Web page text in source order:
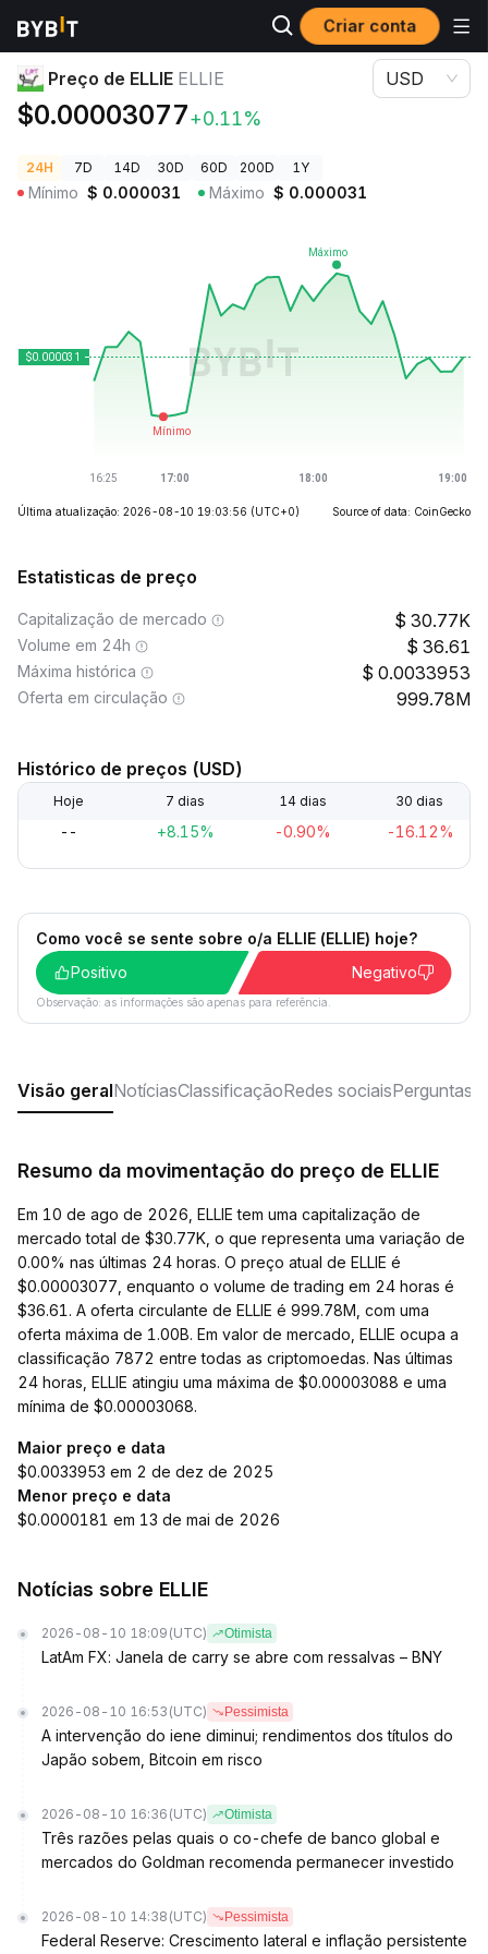
Criar conta
Preços de Criptomoedas Preço de ELLIE ELLIE
Preço de ELLIE ELLIE
$0.00003077+0.11%
USD
24H 7D 14D 30D 60D 200D 1Y
Mínimo $ 0.000031 Máximo $ 0.000031
Última atualização: 2026-08-10 19:03:56 (UTC+0) Source of data: CoinGecko
Estatisticas de preço
Capitalização de mercado 30.77K
Volume em 24h 36.61
Máxima histórica 0.0033953
Oferta em circulação 999.78M
Histórico de preços (USD)
Hoje 7 dias 14 dias 30 dias
-- +8.15% -0.90% -16.12%
Como você se sente sobre o/a ELLIE (ELLIE) hoje?
Positivo
Negativo
Observação: as informações são apenas para referência.
Visão geralNotíciasClassificaçãoRedes sociaisPerguntas
Resumo da movimentação do preço de ELLIE
Em 10 de ago de 2026, ELLIE tem uma capitalização de
mercado total de $30.77K, o que representa uma variação de
0.00% nas últimas 24 horas. O preço atual de ELLIE é
$0.00003077, enquanto o volume de trading em 24 horas é
$36.61. A oferta circulante de ELLIE é 999.78M, com uma
oferta máxima de 1.00B. Em valor de mercado, ELLIE ocupa a
classificação 7872 entre todas as criptomoedas. Nas últimas
24 horas, ELLIE atingiu uma máxima de $0.00003088 e uma
mínima de $0.00003068.
Maior preço e data
$0.0033953 em 2 de dez de 2025
Menor preço e data
$0.0000181 em 13 de mai de 2026
Notícias sobre ELLIE
2026-08-10 18:09 (UTC) Otimista
LatAm FX: Janela de carry se abre com ressalvas – BNY
2026-08-10 16:53 (UTC) Pessimista
A intervenção do iene diminui; rendimentos dos títulos do
Japão sobem, Bitcoin em risco
2026-08-10 16:36 (UTC) Otimista
Três razões pelas quais o co-chefe de banco global e
mercados do Goldman recomenda permanecer investido
2026-08-10 14:38 (UTC) Pessimista
Federal Reserve: Crescimento lateral e inflação persistente